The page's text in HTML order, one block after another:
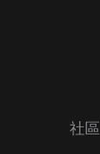
社區